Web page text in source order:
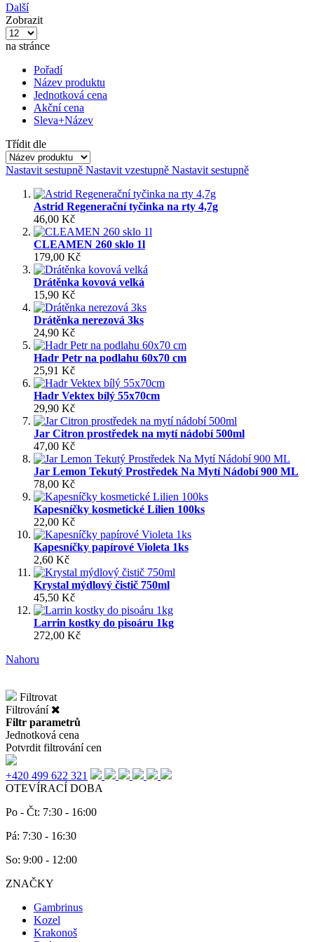
Další
Zobrazit
na stránce
Pořadí
Název produktu
Jednotková cena
Akční cena
Sleva+Název
Třídit dle
Nastavit sestupně Nastavit vzestupně Nastavit sestupně
Astrid Regenerační tyčinka na rty 4,7g
46,00 Kč
CLEAMEN 260 sklo 1l
179,00 Kč
Drátěnka kovová velká
15,90 Kč
Drátěnka nerezová 3ks
24,90 Kč
Hadr Petr na podlahu 60x70 cm
25,91 Kč
Hadr Vektex bílý 55x70cm
29,90 Kč
Jar Citron prostředek na mytí nádobí 500ml
47,00 Kč
Jar Lemon Tekutý Prostředek Na Mytí Nádobí 900 ML
78,00 Kč
Kapesníčky kosmetické Lilien 100ks
22,00 Kč
Kapesníčky papírové Violeta 1ks
2,60 Kč
Krystal mýdlový čistič 750ml
45,50 Kč
Larrin kostky do pisoáru 1kg
272,00 Kč
Nahoru
Filtrovat
Filtrování
Filtr parametrů
Jednotková cena
Potvrdit filtrování cen
+420 499 622 321
OTEVÍRACÍ DOBA
Po - Čt: 7:30 - 16:00
Pá: 7:30 - 16:30
So: 9:00 - 12:00
ZNAČKY
Gambrinus
Kozel
Krakonoš